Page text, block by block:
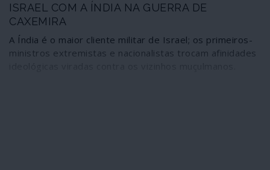
ISRAEL COM A ÍNDIA NA GUERRA DE
CAXEMIRA
A Índia é o maior cliente militar de Israel; os primeiros-
ministros extremistas e nacionalistas trocam afinidades